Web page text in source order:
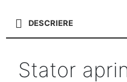
DESCRIERE
Stator